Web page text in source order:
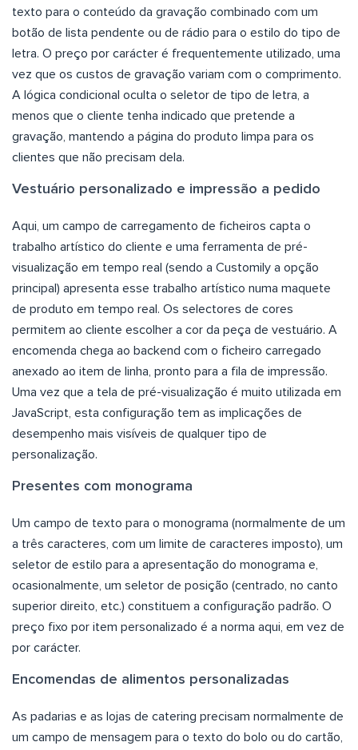
texto para o conteúdo da gravação combinado com um
botão de lista pendente ou de rádio para o estilo do tipo de
letra. O preço por carácter é frequentemente utilizado, uma
vez que os custos de gravação variam com o comprimento.
A lógica condicional oculta o seletor de tipo de letra, a
menos que o cliente tenha indicado que pretende a
gravação, mantendo a página do produto limpa para os
clientes que não precisam dela.
Vestuário personalizado e impressão a pedido
Aqui, um campo de carregamento de ficheiros capta o
trabalho artístico do cliente e uma ferramenta de pré-
visualização em tempo real (sendo a Customily a opção
principal) apresenta esse trabalho artístico numa maquete
de produto em tempo real. Os selectores de cores
permitem ao cliente escolher a cor da peça de vestuário. A
encomenda chega ao backend com o ficheiro carregado
anexado ao item de linha, pronto para a fila de impressão.
Uma vez que a tela de pré-visualização é muito utilizada em
JavaScript, esta configuração tem as implicações de
desempenho mais visíveis de qualquer tipo de
personalização.
Presentes com monograma
Um campo de texto para o monograma (normalmente de um
a três caracteres, com um limite de caracteres imposto), um
seletor de estilo para a apresentação do monograma e,
ocasionalmente, um seletor de posição (centrado, no canto
superior direito, etc.) constituem a configuração padrão. O
preço fixo por item personalizado é a norma aqui, em vez de
por carácter.
Encomendas de alimentos personalizadas
As padarias e as lojas de catering precisam normalmente de
um campo de mensagem para o texto do bolo ou do cartão,